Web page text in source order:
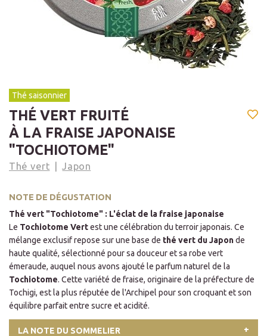
Thé saisonnier
THÉ VERT FRUITÉ
À LA FRAISE JAPONAISE
"TOCHIOTOME"
Thé vert Japon
NOTE DE DÉGUSTATION
Thé vert "Tochiotome" : L'éclat de la fraise japonaise
Le Tochiotome Vertest une célébration du terroir japonais. Ce
mélange exclusif repose sur une base de thé vert du Japonde
haute qualité, sélectionné pour sa douceur et sa robe vert
émeraude, auquel nous avons ajouté le parfum naturel de la
Tochiotome. Cette variété de fraise, originaire de la préfecture de
Tochigi, est la plus réputée de l'Archipel pour son croquant et son
équilibre parfait entre sucre et acidité.
LA NOTE DU SOMMELIER